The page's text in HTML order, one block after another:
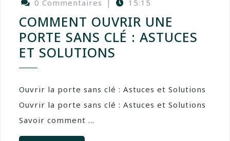
0 Commentaires
| 15:15
COMMENT OUVRIR UNE
PORTE SANS CLÉ : ASTUCES
ET SOLUTIONS
Ouvrir la porte sans clé : Astuces et Solutions
Ouvrir la porte sans clé : Astuces et Solutions
Savoir comment ...